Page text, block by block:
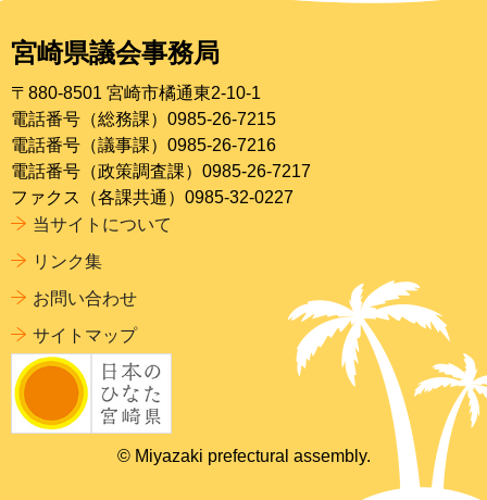
宮崎県議会事務局
〒880-8501 宮崎市橘通東2-10-1
電話番号（総務課）0985-26-7215
電話番号（議事課）0985-26-7216
電話番号（政策調査課）0985-26-7217
ファクス（各課共通）0985-32-0227
当サイトについて
リンク集
お問い合わせ
サイトマップ
© Miyazaki prefectural assembly.
ページの
先頭へ戻る